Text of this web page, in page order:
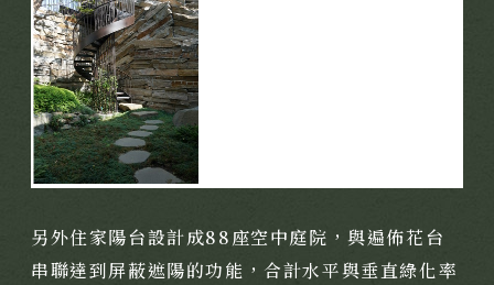
另外住家陽台設計成88座空中庭院，與遍佈花台
串聯達到屏蔽遮陽的功能，合計水平與垂直綠化率